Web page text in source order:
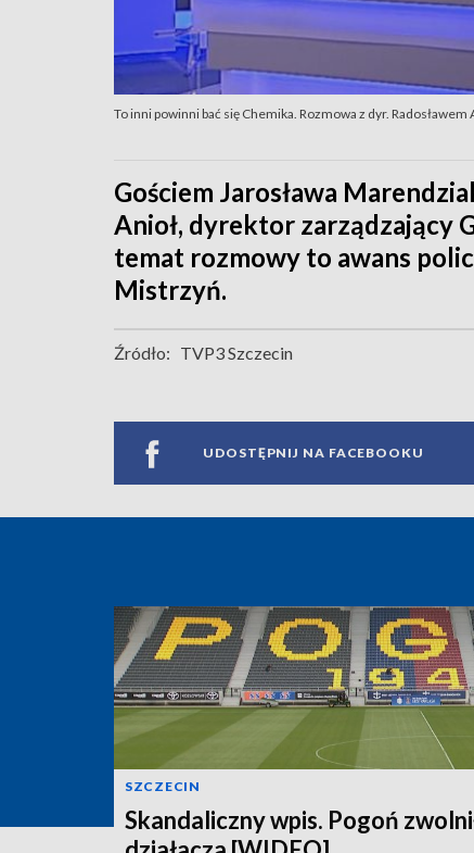
To inni powinni bać się Chemika. Rozmowa z dyr. Radosławem
Gościem Jarosława
Anioł, dyrektor zarządzający
temat rozmowy to awans
Mistrzyń.
Źródło: TVP3 Szczecin
UDOSTĘPNIJ NA FACEBOOKU
SZCZECIN
Skandaliczny wpis. Pogoń